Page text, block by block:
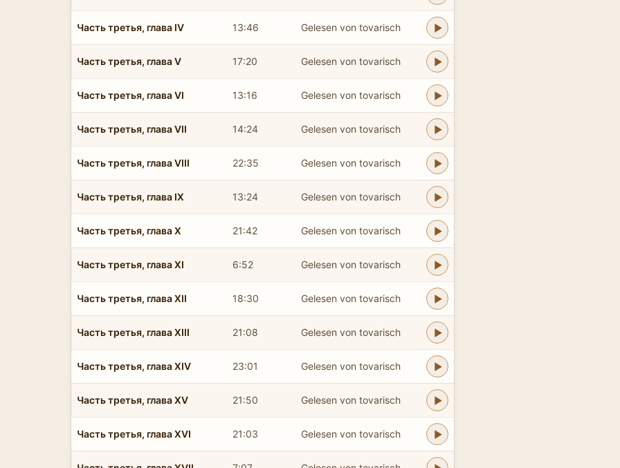
Часть третья, глава IV 13:46 Gelesen von tovarisch
Часть третья, глава V 17:20 Gelesen von tovarisch
Часть третья, глава VI 13:16 Gelesen von tovarisch
Часть третья, глава VII 14:24 Gelesen von tovarisch
Часть третья, глава VIII 22:35 Gelesen von tovarisch
Часть третья, глава IX 13:24 Gelesen von tovarisch
Часть третья, глава X 21:42 Gelesen von tovarisch
Часть третья, глава XI 6:52 Gelesen von tovarisch
Часть третья, глава XII 18:30 Gelesen von tovarisch
Часть третья, глава XIII 21:08 Gelesen von tovarisch
Часть третья, глава XIV 23:01 Gelesen von tovarisch
Часть третья, глава XV 21:50 Gelesen von tovarisch
Часть третья, глава XVI 21:03 Gelesen von tovarisch